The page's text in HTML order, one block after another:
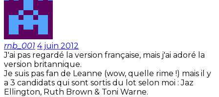
rnb_001 4 juin 2012
J'ai pas regardé la version française, mais j'ai adoré la
version britannique.
Je suis pas fan de Leanne (wow, quelle rime !) mais il y
a 3 candidats qui sont sortis du lot selon moi : Jaz
Ellington, Ruth Brown & Toni Warne.